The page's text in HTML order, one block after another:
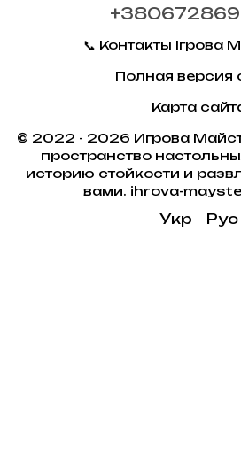
📞 Контакты Ігрова
Полная версия
Карта
© 2022 - 2026 Игрова
пространство
историю стойкости и
вами. ihrova-
Укр Рус